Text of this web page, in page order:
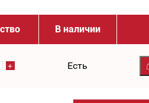
В наличии
Есть